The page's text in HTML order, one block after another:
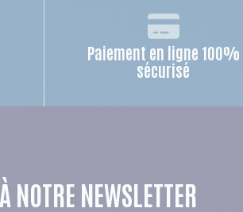
Paiement en ligne 100%
sécurisé
NOTRE NEWSLETTER